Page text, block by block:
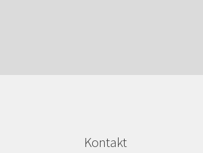
Kontakt